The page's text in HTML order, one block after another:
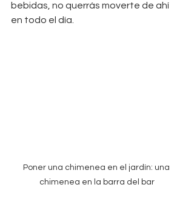
bebidas, no querrás moverte de ahí
en todo el día.
Poner una chimenea en el jardín: una
chimenea en la barra del bar